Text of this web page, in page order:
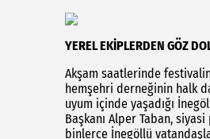
YEREL EKİPLERDEN GÖZ
Akşam saatlerinde
hemşehri derneğinin halk
uyum içinde yaşadığı
Başkanı Alper Taban,
binlerce İnegöllü